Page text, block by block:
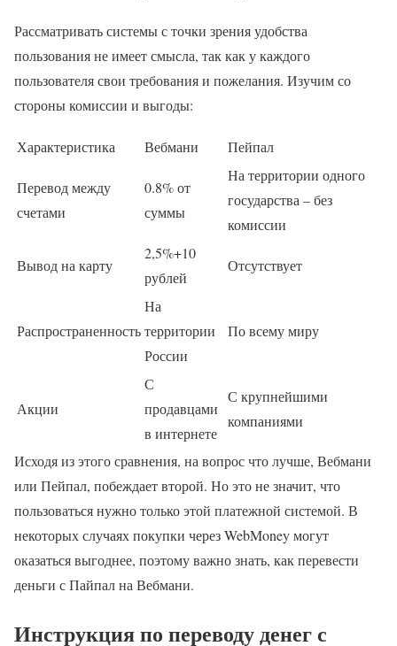
Рассматривать системы с точки зрения удобства
пользования не имеет смысла, так как у каждого
пользователя свои требования и пожелания. Изучим со
стороны комиссии и выгоды:
Характеристика Вебмани Пейпал
Перевод между
счетами
0.8% от
суммы
На территории одного
государства – без
комиссии
Вывод на карту
2,5%+10
рублей
Отсутствует
Распространенность
На
территории
России
По всему миру
Акции
С
продавцами
в интернете
С крупнейшими
компаниями
Исходя из этого сравнения, на вопрос что лучше, Вебмани
или Пейпал, побеждает второй. Но это не значит, что
пользоваться нужно только этой платежной системой. В
некоторых случаях покупки через WebMoney могут
оказаться выгоднее, поэтому важно знать, как перевести
деньги с Пайпал на Вебмани.
Инструкция по переводу денег с